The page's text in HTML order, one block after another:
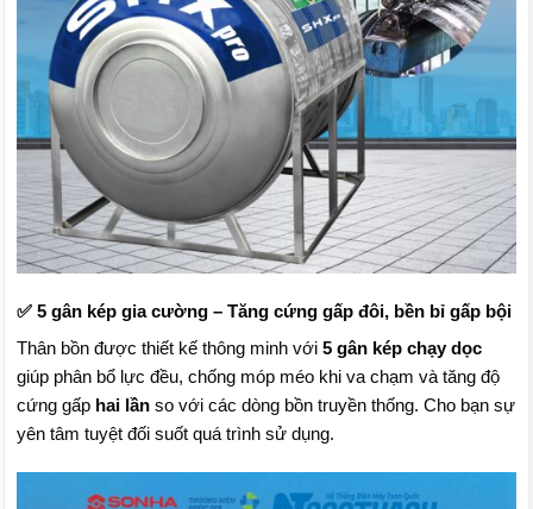
✅ 5 gân kép gia cường – Tăng cứng gấp đôi, bền bỉ gấp bội
Thân bồn được thiết kế thông minh với 5 gân kép chạy dọc
giúp phân bổ lực đều, chống móp méo khi va chạm và tăng độ
cứng gấp hai lầnso với các dòng bồn truyền thống. Cho bạn sự
yên tâm tuyệt đối suốt quá trình sử dụng.